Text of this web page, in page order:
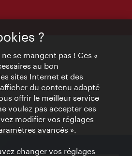
privée
?
se mangent pas ! Ces «
au bon
sites Internet et des
du contenu adapté
offrir le meilleur service
voulez pas accepter ces
modifier vos réglages
avancés ».
changer vos réglages